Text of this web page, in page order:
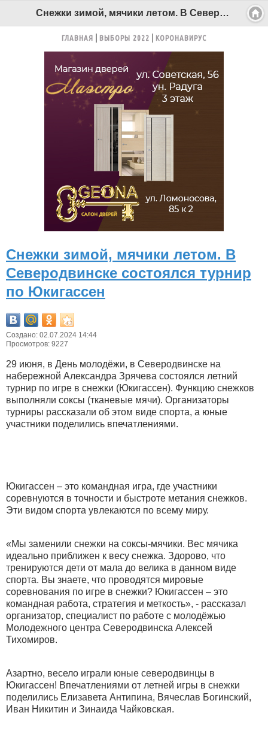
Снежки зимой, мячики летом. В Северодвинске состоялся турнир по Юкигассен - Беломорканал Северодвинск tv29.ru
ГЛАВНАЯ ВЫБОРЫ 2022 КОРОНАВИРУС
Снежки зимой, мячики летом. В
Северодвинске состоялся турнир
по Юкигассен
Создано: 02.07.2024 14:44
Просмотров: 9227
29 июня, в День молодёжи, в Северодвинске на
набережной Александра Зрячева состоялся летний
турнир по игре в снежки (Юкигассен). Функцию снежков
выполняли соксы (тканевые мячи). Организаторы
турниры рассказали об этом виде спорта, а юные
участники поделились впечатлениями.
Юкигассен – это командная игра, где участники
соревнуются в точности и быстроте метания снежков.
Эти видом спорта увлекаются по всему миру.
«Мы заменили снежки на соксы-мячики. Вес мячика
идеально приближен к весу снежка. Здорово, что
тренируются дети от мала до велика в данном виде
спорта. Вы знаете, что проводятся мировые
соревнования по игре в снежки? Юкигассен – это
командная работа, стратегия и меткость», - рассказал
организатор, специалист по работе с молодёжью
Молодежного центра Северодвинска Алексей
Тихомиров.
Азартно, весело играли юные северодвинцы в
Юкигассен! Впечатлениями от летней игры в снежки
поделились Елизавета Антипина, Вячеслав Богинский,
Иван Никитин и Зинаида Чайковская.